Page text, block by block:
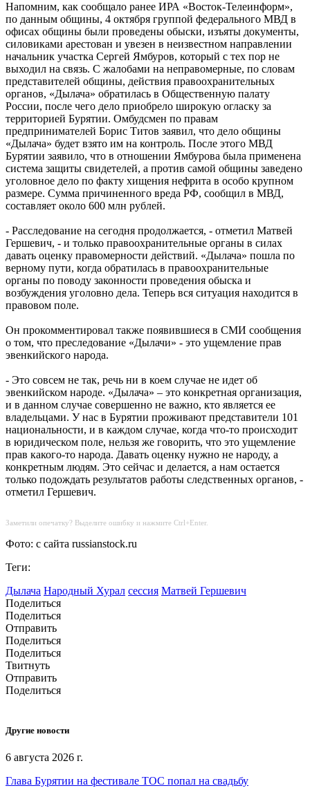
Напомним, как сообщало ранее ИРА «Восток-Телеинформ»,
по данным общины, 4 октября группой федерального МВД в
офисах общины были проведены обыски, изъяты документы,
силовиками арестован и увезен в неизвестном направлении
начальник участка Сергей Ямбуров, который с тех пор не
выходил на связь. С жалобами на неправомерные, по словам
представителей общины, действия правоохранительных
органов, «Дылача» обратилась в Общественную палату
России, после чего дело приобрело широкую огласку за
территорией Бурятии. Омбудсмен по правам
предпринимателей Борис Титов заявил, что дело общины
«Дылача» будет взято им на контроль. После этого МВД
Бурятии заявило, что в отношении Ямбурова была применена
система защиты свидетелей, а против самой общины заведено
уголовное дело по факту хищения нефрита в особо крупном
размере. Сумма причиненного вреда РФ, сообщил в МВД,
составляет около 600 млн рублей.
- Расследование на сегодня продолжается, - отметил Матвей
Гершевич, - и только правоохранительные органы в силах
давать оценку правомерности действий. «Дылача» пошла по
верному пути, когда обратилась в правоохранительные
органы по поводу законности проведения обыска и
возбуждения уголовно дела. Теперь вся ситуация находится в
правовом поле.
Он прокомментировал также появившиеся в СМИ сообщения
о том, что преследование «Дылачи» - это ущемление прав
эвенкийского народа.
- Это совсем не так, речь ни в коем случае не идет об
эвенкийском народе. «Дылача» – это конкретная организация,
и в данном случае совершенно не важно, кто является ее
владельцами. У нас в Бурятии проживают представители 101
национальности, и в каждом случае, когда что-то происходит
в юридическом поле, нельзя же говорить, что это ущемление
прав какого-то народа. Давать оценку нужно не народу, а
конкретным людям. Это сейчас и делается, а нам остается
только подождать результатов работы следственных органов, -
отметил Гершевич.
Заметили опечатку? Выделите ошибку и нажмите Ctrl+Enter.
Фото: с сайта russianstock.ru
Теги:
Дылача Народный Хурал сессия Матвей Гершевич
Поделиться
Поделиться
Отправить
Поделиться
Поделиться
Твитнуть
Отправить
Поделиться
Другие новости
6 августа 2026 г.
Глава Бурятии на фестивале ТОС попал на свадьбу